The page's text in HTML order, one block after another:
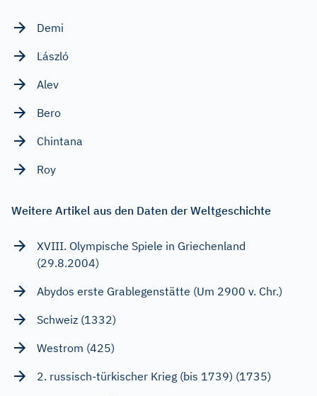
Demi
László
Alev
Bero
Chintana
Roy
Weitere Artikel aus den Daten der Weltgeschichte
XVIII. Olympische Spiele in Griechenland
(29.8.2004)
Abydos erste Grablegenstätte (Um 2900 v. Chr.)
Schweiz (1332)
Westrom (425)
2. russisch-türkischer Krieg (bis 1739) (1735)